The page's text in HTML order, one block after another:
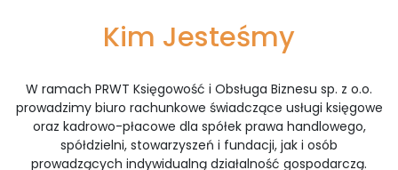
Kim Jesteśmy
W ramach PRWT Księgowość i Obsługa Biznesu sp. z o.o.
prowadzimy biuro rachunkowe świadczące usługi księgowe
oraz kadrowo-płacowe dla spółek prawa handlowego,
spółdzielni, stowarzyszeń i fundacji, jak i osób
prowadzących indywidualną działalność gospodarczą.